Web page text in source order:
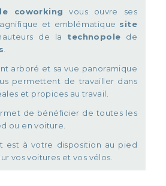
coworking vous ouvre ses
et emblématique site
de la technopole de
arboré et sa vue panoramique
permettent de travailler dans
et propices au travail.
de bénéficier de toutes les
ou en voiture.
est à votre disposition au pied
vos voitures et vos vélos.